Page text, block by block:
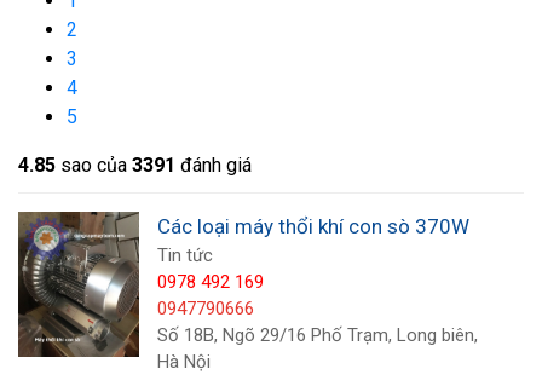
bước trên để tìm ra nguyên nhân. Nếu bạn không
thể tự khắc phục, hãy liên hệ với nhà sản xuất
hoặc trung tâm bảo hành để được hỗ trợ.
2
3
4
5
4.85 sao của 3391 đánh giá
Các loại máy thổi khí con sò 370W
Tin tức
0978 492 169
0947790666
Số 18B, Ngõ 29/16 Phố Trạm, Long biên,
Hà Nội